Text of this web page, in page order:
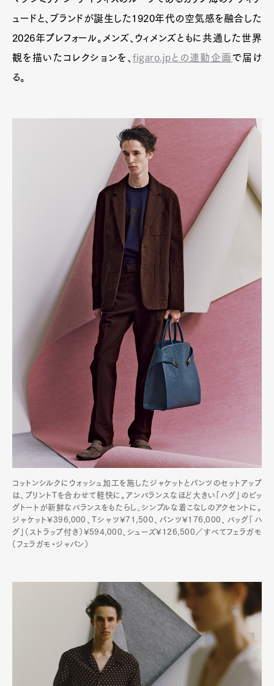
WatchFashion
Cars
ProductCulture Lifestyle
Pen Membership
Magazine
Official Columnist
About
Contact
Pen Meet
Pen international Pen tw
ュードと、ブランドが誕生した1920年代の空気感を融合した
2026年プレフォール。メンズ、ウィメンズともに共通した世界
観を描いたコレクションを、figaro.jpとの連動企画 で届け
る。
コットンシルクにウォッシュ加工を施したジャケットとパンツのセットアップ
は、プリントTを合わせて軽快に。アンバランスなほど大きい「ハグ」のビッ
グトートが新鮮なバランスをもたらし、シンプルな着こなしのアクセントに。
ジャケット¥396,000、Tシャツ¥71,500、パンツ¥176,000、バッグ「ハ
グ」（ストラップ付き）¥594,000、シューズ¥126,500／すべてフェラガモ
（フェラガモ・ジャパン）